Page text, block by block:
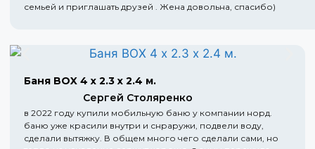
семьей и приглашать друзей . Жена довольна, спасибо)
Баня BOX 4 х 2.3 х 2.4 м.
Сергей Столяренко
в 2022 году купили мобильную баню у компании норд.
баню уже красили внутри и снраружи, подвели воду,
сделали вытяжку. В общем много чего сделали сами, но